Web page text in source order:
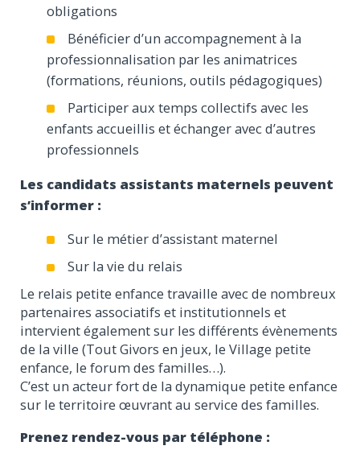
obligations
Bénéficier d’un accompagnement à la
professionnalisation par les animatrices
(formations, réunions, outils pédagogiques)
Participer aux temps collectifs avec les
enfants accueillis et échanger avec d’autres
professionnels
Les candidats assistants maternels peuvent
s’informer :
Sur le métier d’assistant maternel
Sur la vie du relais
Le relais petite enfance travaille avec de nombreux
partenaires associatifs et institutionnels et
intervient également sur les différents évènements
de la ville (Tout Givors en jeux, le Village petite
enfance, le forum des familles…).
C’est un acteur fort de la dynamique petite enfance
sur le territoire œuvrant au service des familles.
Prenez rendez-vous par téléphone :